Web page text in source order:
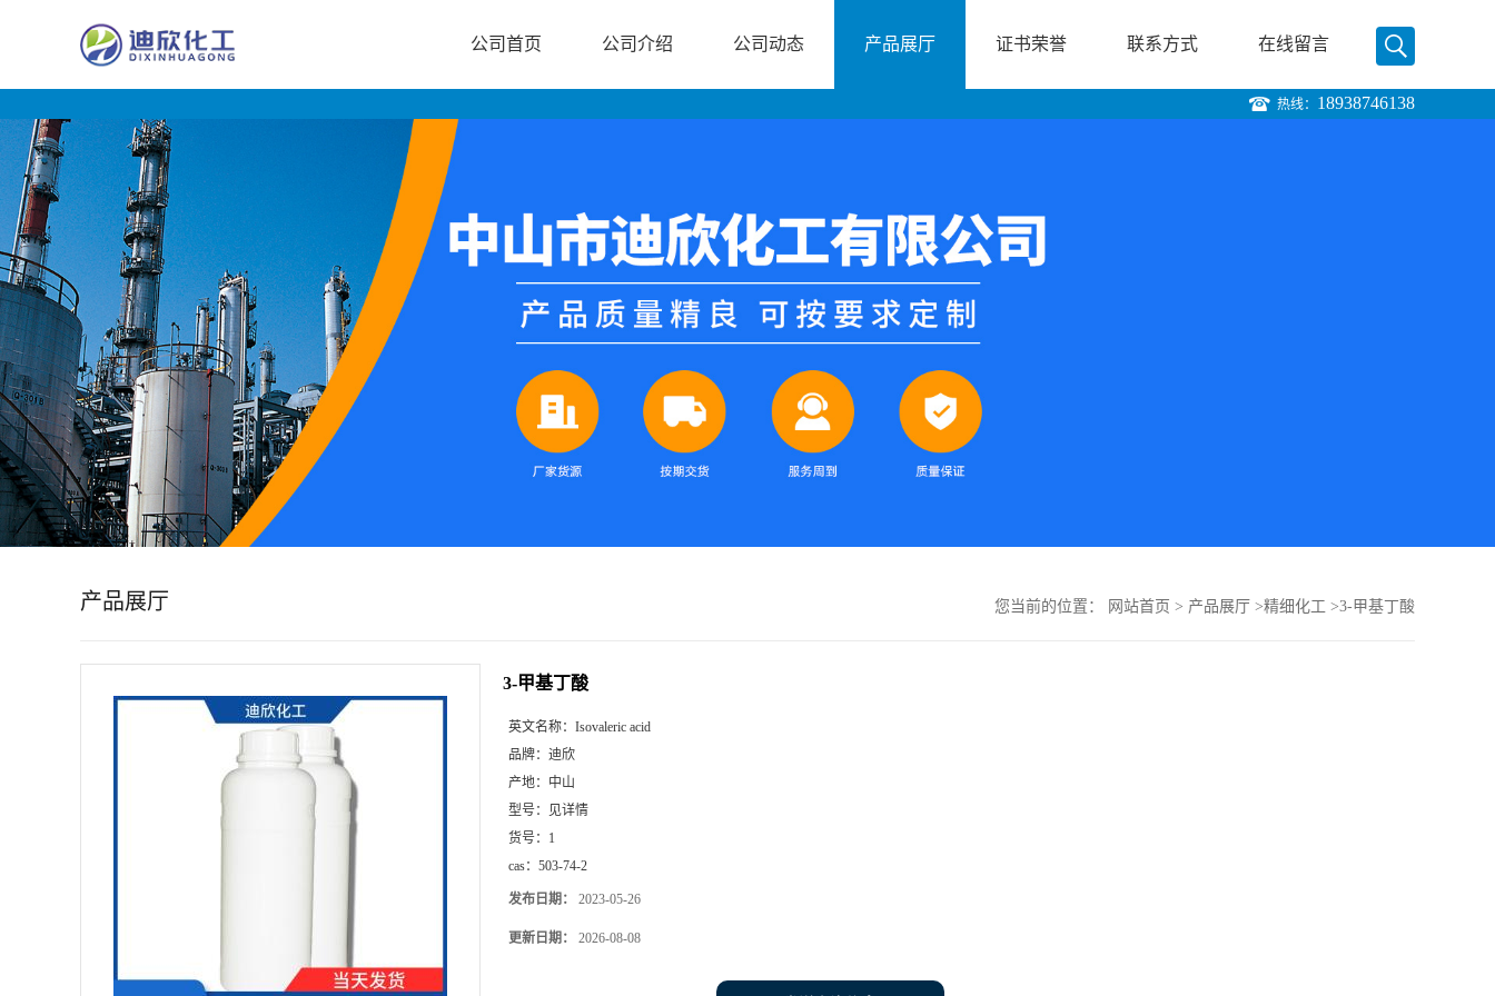
司
首
页
公
司
介
绍
公
公司首页 公司介绍 公司动态 产品展厅 证书荣誉 联系方式 在线留言
热线： 18938746138
产品展厅 您当前的位置： 网站首页 > 产品展厅 >精细化工 >3-甲基丁酸
3-甲基丁酸
英文名称： Isovaleric acid
品牌： 迪欣
产地： 中山
型号：
见详情
货号： 1
cas： 503-74-2
发布日期： 2023-05-26
更新日期： 2026-08-08